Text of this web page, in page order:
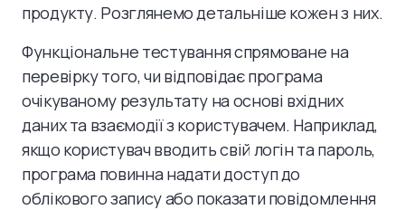
продукту. Розглянемо детальніше кожен з них.
Функціональне тестування спрямоване на
перевірку того, чи відповідає програма
очікуваному результату на основі вхідних
даних та взаємодії з користувачем. Наприклад,
якщо користувач вводить свій логін та пароль,
програма повинна надати доступ до
облікового запису або показати повідомлення